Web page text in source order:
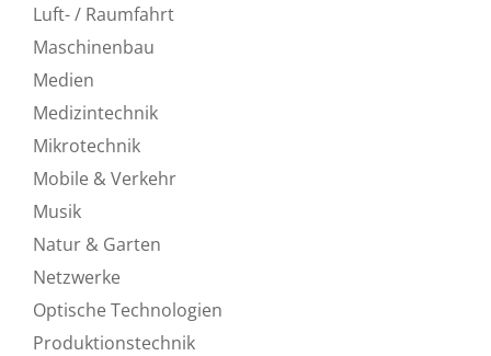
Luft- / Raumfahrt
Maschinenbau
Medien
Medizintechnik
Mikrotechnik
Mobile & Verkehr
Musik
Natur & Garten
Netzwerke
Optische Technologien
Produktionstechnik